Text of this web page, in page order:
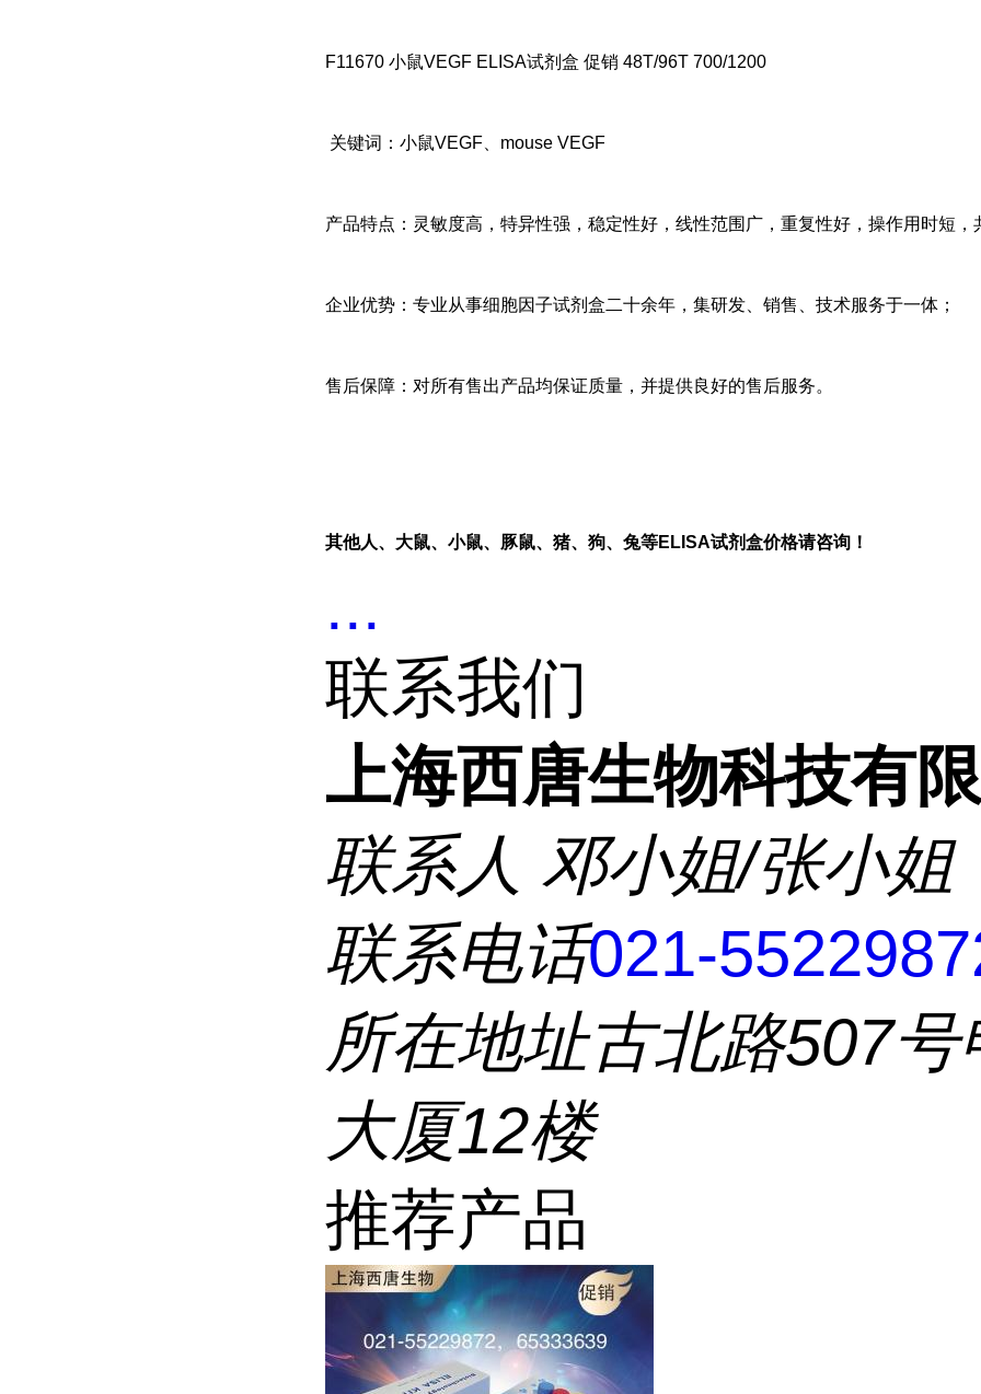
F11670 小鼠VEGF ELISA试剂盒 促销 48T/96T 700/1200
关键词： 小鼠VEGF、mouse VEGF
产品特点：灵敏度高，特异性强，稳定性好，线性范围广，重复性好，操作用时短，
企业优势：专业从事细胞因子试剂盒二十余年，集研发、销售、技术服务于一体；
售后保障：对所有售出产品均保证质量，并提供良好的售后服务。
其他人、大鼠、小鼠、豚鼠、猪、狗、兔等ELISA试剂盒价格请咨询！
...
联系我们
上海西唐生物科技有
联系人 邓小姐/张小姐
联系电话021-
所在地址古北路507号
大厦12楼
推荐产品